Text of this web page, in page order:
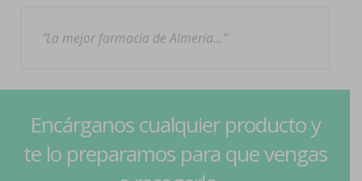
La mejor farmacia de Almería…
Encárganos cualquier producto y
te lo preparamos para que vengas